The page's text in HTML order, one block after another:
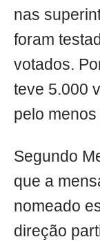
nas
foram
votados.
teve 5.000
pelo
Segundo
que a
nomeado
direção